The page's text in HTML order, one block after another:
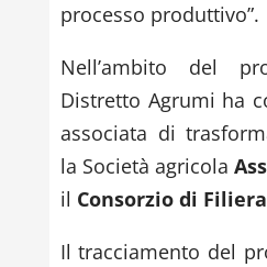
processo produttivo”.
Nell’ambito del
Distretto Agrumi ha
associata di
la Società agricola
il Consorzio di
Il tracciamento del